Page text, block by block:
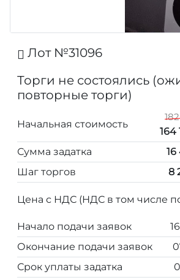
Лот №31096
Торги не состоялись
повторные торги)
Начальная стоимость
164
Сумма задатка
16
Шаг торгов
8
Цена с НДС (НДС в том числе по
Начало подачи заявок
Окончание подачи заявок
Срок уплаты задатка